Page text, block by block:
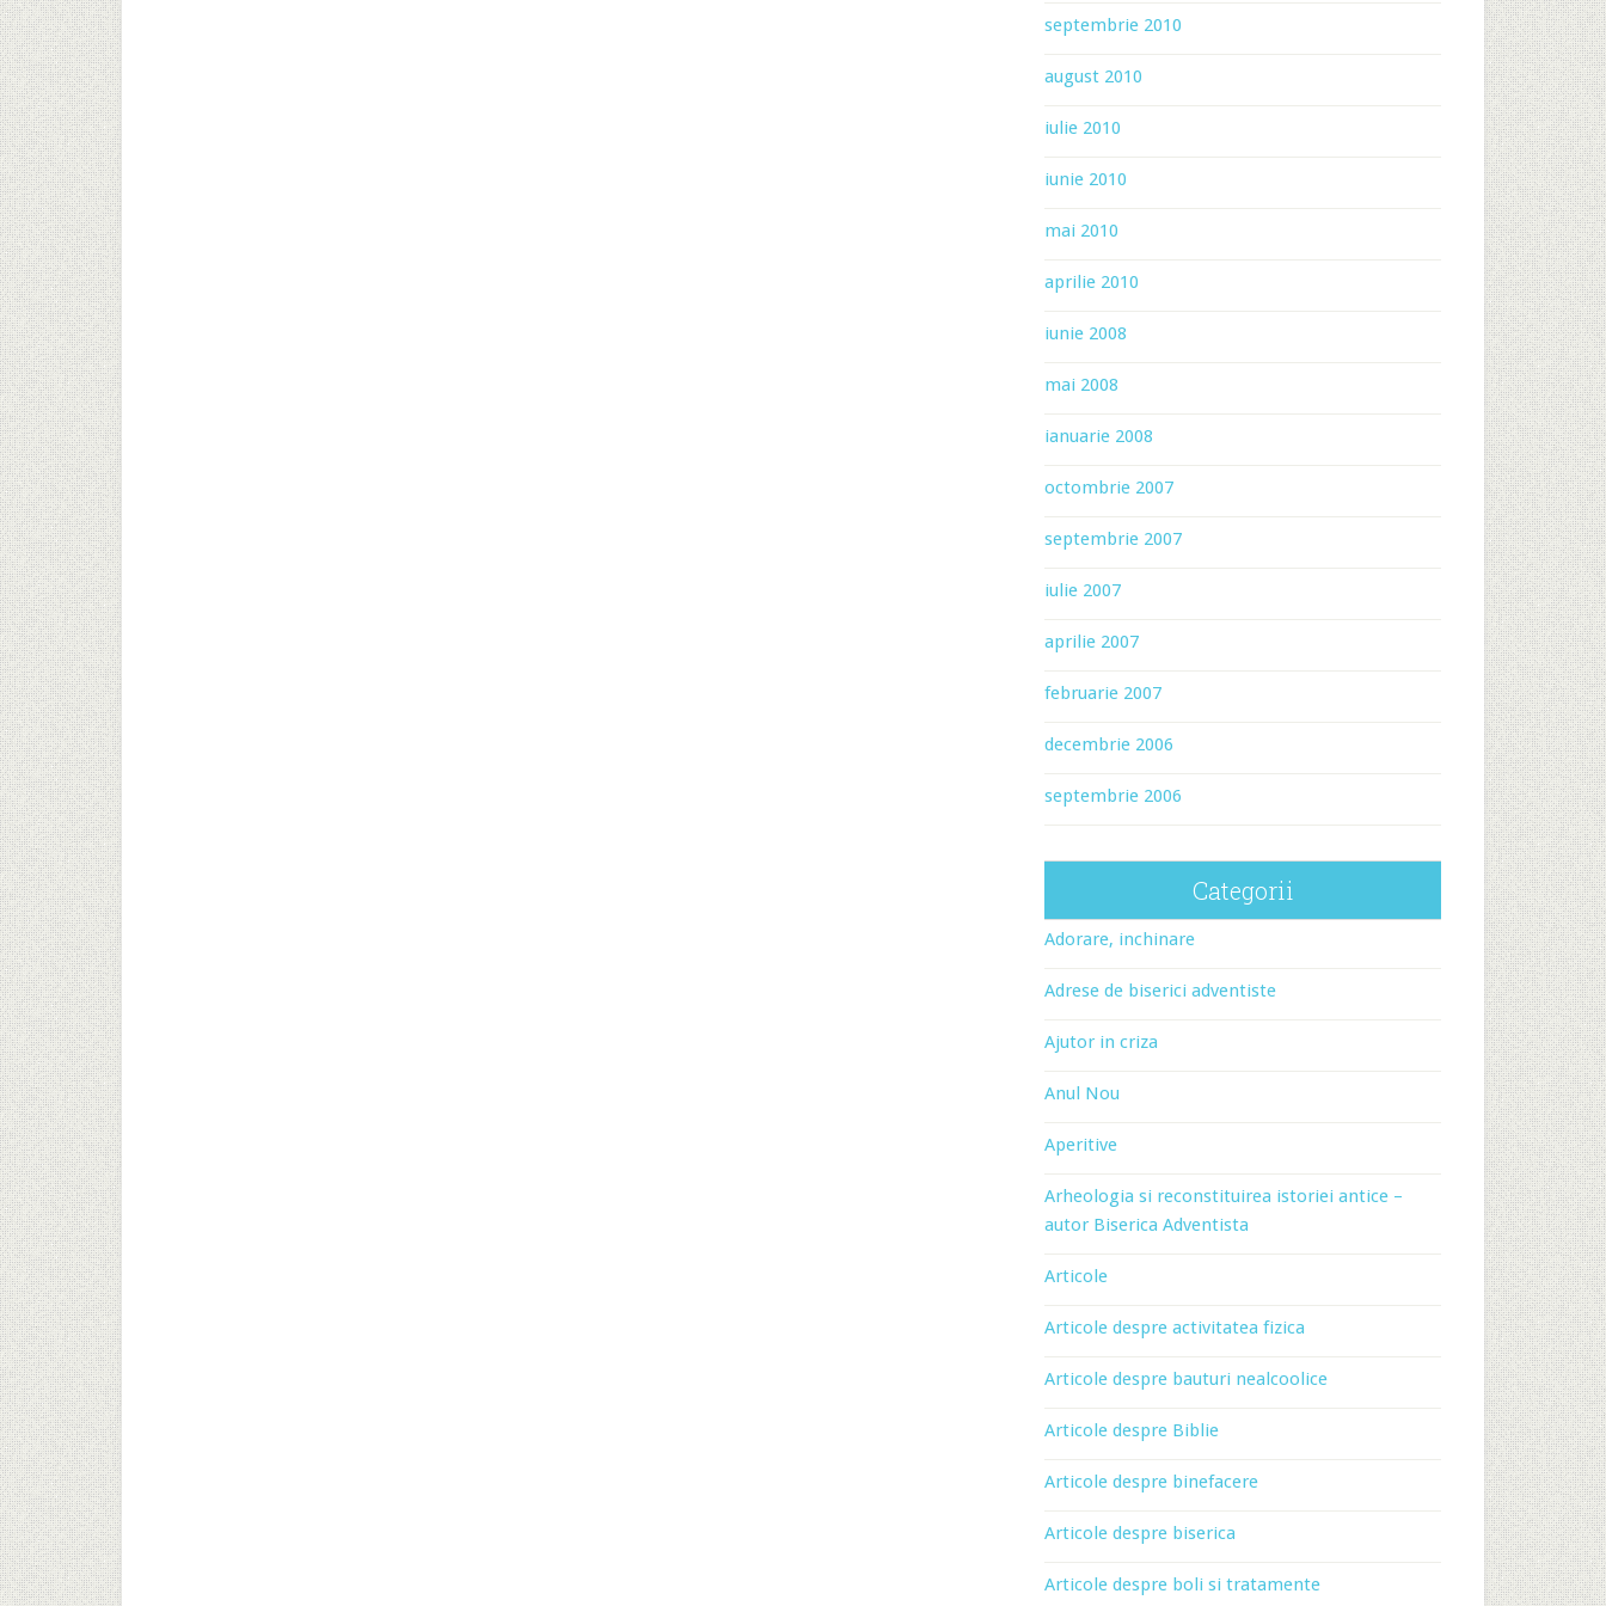
septembrie 2010
august 2010
iulie 2010
iunie 2010
mai 2010
aprilie 2010
iunie 2008
mai 2008
ianuarie 2008
octombrie 2007
septembrie 2007
iulie 2007
aprilie 2007
februarie 2007
decembrie 2006
septembrie 2006
Categorii
Adorare, inchinare
Adrese de biserici adventiste
Ajutor in criza
Anul Nou
Aperitive
Arheologia si reconstituirea istoriei antice –
autor Biserica Adventista
Articole
Articole despre activitatea fizica
Articole despre bauturi nealcoolice
Articole despre Biblie
Articole despre binefacere
Articole despre biserica
Articole despre boli si tratamente